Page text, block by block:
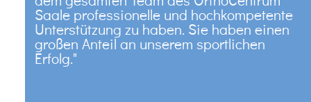
Bad Kissingen
Saale professionelle und hochkompetente
Unterstützung zu haben. Sie haben einen
großen Anteil an unserem sportlichen
Erfolg."